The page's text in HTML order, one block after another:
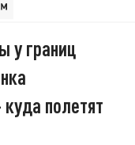
у границ
полетят